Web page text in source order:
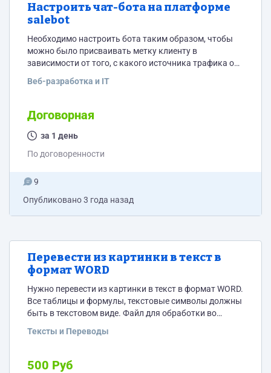
Настроить чат-бота на платформе
salebot
Необходимо настроить бота таким образом, чтобы
можно было присваивать метку клиенту в
зависимости от того, с какого источника трафика он
например "/start_1" или "start_2" и в зависимости
бота, нужно присвоить метку клиенту с тем или иным
каналом трафика. Нарисовал примерную схему.
нужно реализовать все что зеленым цветом
Веб-разработка и IT
Договорная
за 1 день
По договоренности
9
Опубликовано3 года назад
Перевести из картинки в текст в
формат WORD
Нужно перевести из картинки в текст в формат WORD.
Все таблицы и формулы, текстовые символы должны
быть в текстовом виде. Файл для обработки во
Тексты и Переводы
500 Руб